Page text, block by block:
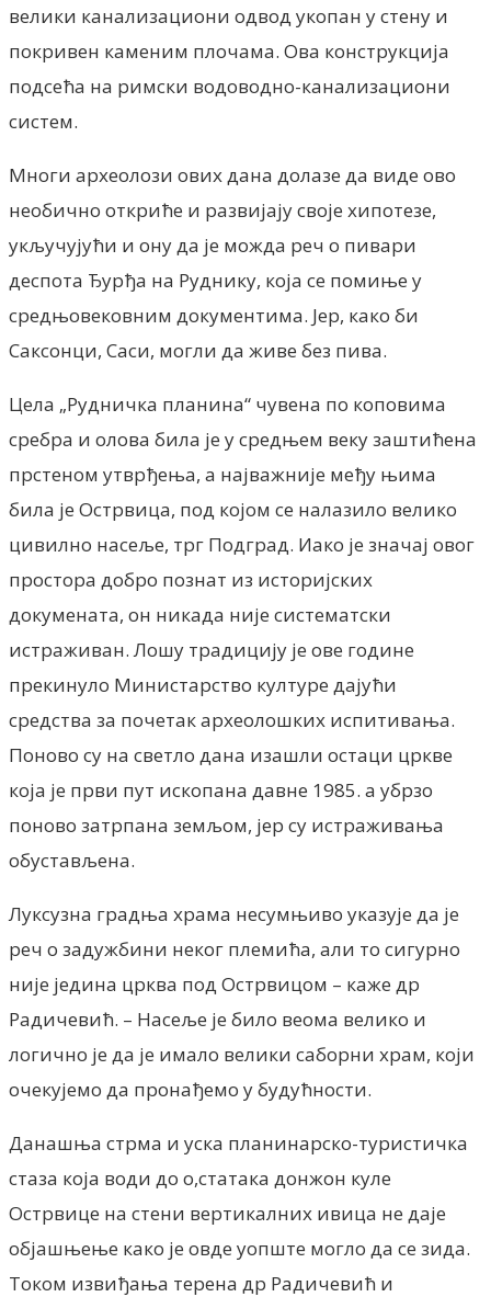
велики канализациони одвод укопан у стену и
покривен каменим плочама. Ова конструкција
подсећа на римски водоводно-канализациони
систем.
Многи археолози ових дана долазе да виде ово
необично откриће и развијају своје хипотезе,
укључујући и ону да је можда реч о пивари
деспота Ђурђа на Руднику, која се помиње у
средњовековним документима. Јер, како би
Саксонци, Саси, могли да живе без пива.
Цела „Рудничка планина“ чувена по коповима
сребра и олова била је у средњем веку заштићена
прстеном утврђења, а најважније међу њима
била је Острвица, под којом се налазило велико
цивилно насеље, трг Подград. Иако је значај овог
простора добро познат из историјских
докумената, он никада није систематски
истраживан. Лошу традицију је ове године
прекинуло Министарство културе дајући
средства за почетак археолошких испитивања.
Поново су на светло дана изашли остаци цркве
која је први пут ископана давне 1985. а убрзо
поново затрпана земљом, јер су истраживања
обустављена.
Луксузна градња храма несумњиво указује да је
реч о задужбини неког племића, али то сигурно
није једина црква под Острвицом – каже др
Радичевић. – Насеље је било веома велико и
логично је да је имало велики саборни храм, који
очекујемо да пронађемо у будућности.
Данашња стрма и уска планинарско-туристичка
стаза која води до о,статака донжон куле
Острвице на стени вертикалних ивица не даје
објашњење како је овде уопште могло да се зида.
Током извиђања терена др Радичевић и